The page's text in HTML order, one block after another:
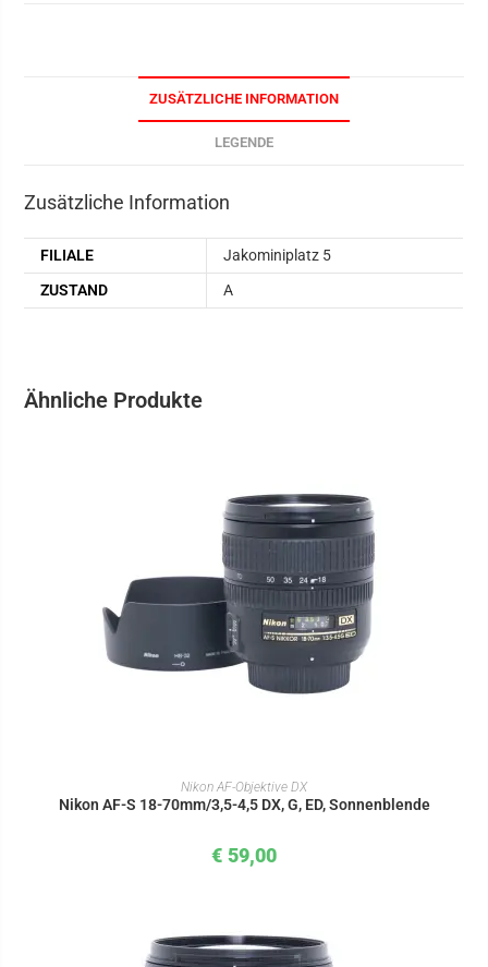
ZUSÄTZLICHE INFORMATION
LEGENDE
Zusätzliche Information
FILIALE
Jakominiplatz 5
ZUSTAND
A
Ähnliche Produkte
IN DEN WARENKORB
Nikon AF-Objektive DX
Nikon AF-S 18-70mm/3,5-4,5 DX, G, ED, Sonnenblende
€ 59,00